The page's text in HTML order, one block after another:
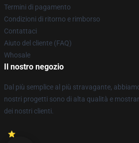
Termini di pagamento
Condizioni di ritorno e rimborso
Contattaci
Aiuto del cliente (FAQ)
Whosale
Il nostro negozio
Dal più semplice al più stravagante,
nostri progetti sono di alta qualità e
dei nostri clienti.